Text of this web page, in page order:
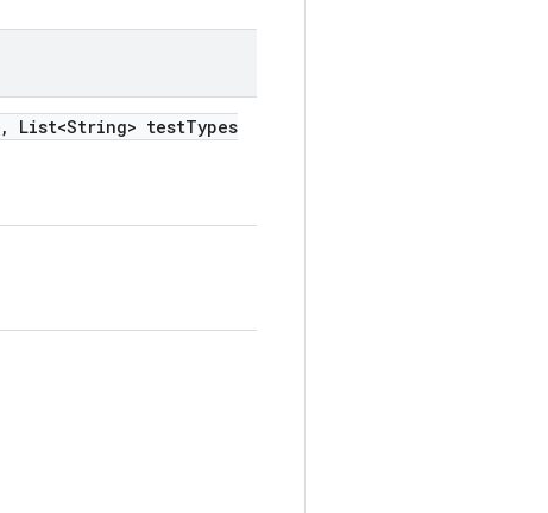
, List<String> testTypes